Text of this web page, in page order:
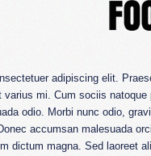
adipiscing elit.
mi. Cum sociis
odio. Morbi nunc odio,
accumsan malesuada
dictum magna. Sed laoreet